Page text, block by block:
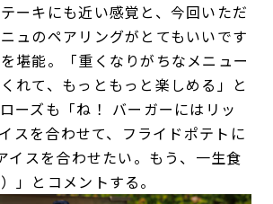
ーキにも近い感覚と、今回いただ
ュのペアリングがとてもいいです
堪能。「重くなりがちなメニュー
れて、もっともっと楽しめる」と
ーズも「ね！ バーガーにはリッ
スを合わせて、フライドポテトに
イスを合わせたい。もう、一生食
」とコメントする。